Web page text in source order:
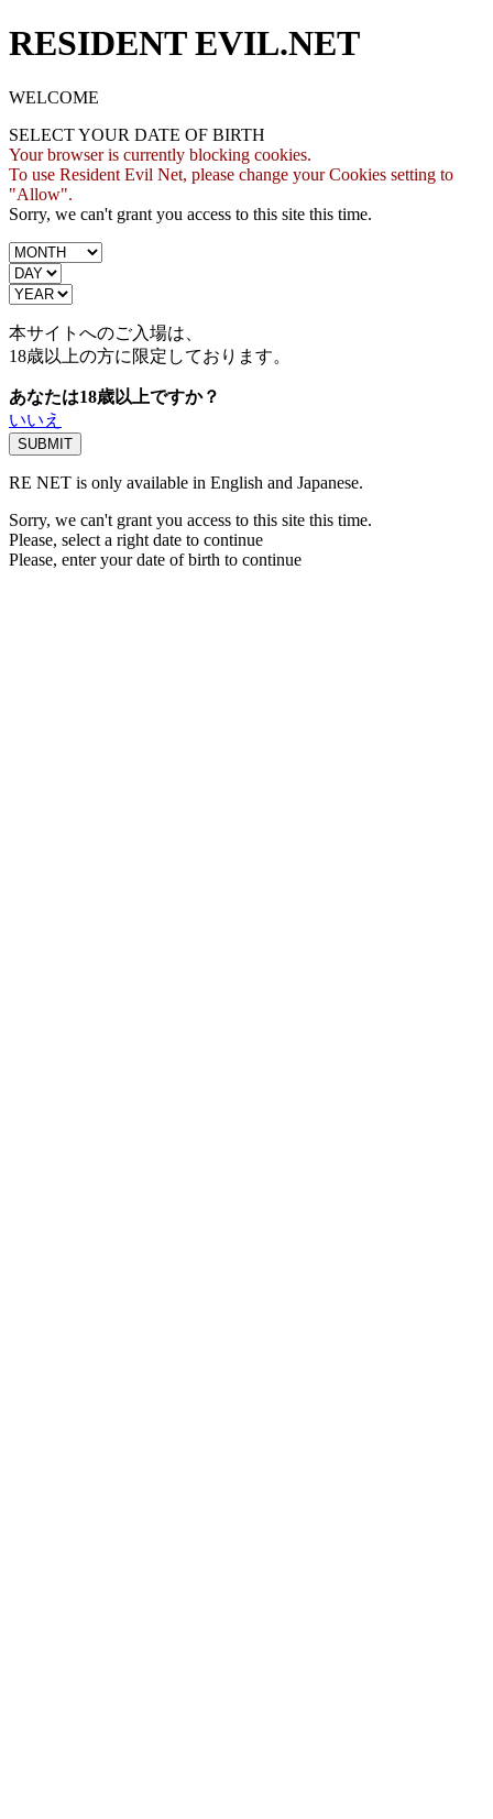
RESIDENT EVIL.NET
WELCOME
SELECT YOUR DATE OF BIRTH
Your browser is currently blocking cookies.
To use Resident Evil Net, please change your Cookies setting to
"Allow".
Sorry, we can't grant you access to this site this time.
本サイトへのご入場は、
18歳以上の方に限定しております。
あなたは18歳以上ですか？
いいえ
RE NET is only available in English and Japanese.
Sorry, we can't grant you access to this site this time.
Please, select a right date to continue
Please, enter your date of birth to continue